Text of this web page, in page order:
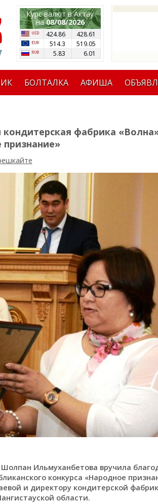
Курс валют в Актау
на08/08/2026
424.86
428.61
514.3
519.05
5.83
6.01
БОЛТАЛКА АФИША
фабрика
Ильмуханбетова вручила
конкурса «Народное
и директору кондитерской
области.